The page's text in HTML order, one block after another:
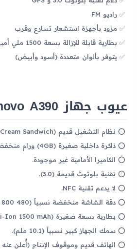
راديو FM
مزود بأجهزة استشعار تسارع وقرب
بطارية قابلة للإزالة بسعة 1500 ملي أمبير ساعة
يتوفر بألوان متعددة (أسود وأبيض)
عيوب جهاز Lenovo A390
نظام التشغيل قديم (Android 4.0.4 Ice Cream Sandwich).
ذاكرة داخلية صغيرة (4GB) ورام منخفضة (512MB).
الكاميرا الأمامية غير موجودة.
تقنية بلوتوث قديمة (3.0).
لا يدعم تقنية NFC.
دقة الشاشة منخفضة نسبياً (480 x 800 بكسل).
بطارية بسعة صغيرة (Li-Ion 1500 mAh).
سمك الجهاز كبير نسبياً (10.1 ملم).
الهاتف قديم وموقوف الإنتاج (أُعلن عنه